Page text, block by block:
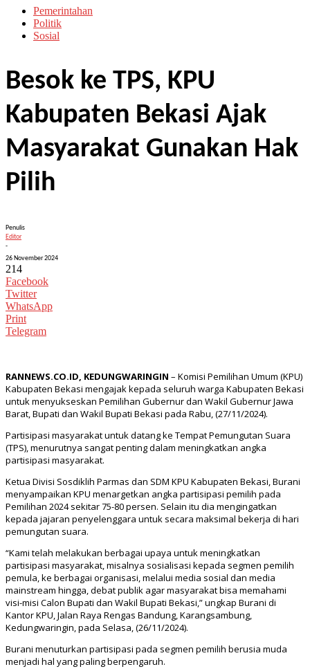
Pemerintahan
Politik
Sosial
Besok ke TPS, KPU
Kabupaten Bekasi Ajak
Masyarakat Gunakan Hak
Pilih
Penulis
Editor
-
26 November 2024
214
Facebook
Twitter
WhatsApp
Print
Telegram
RANNEWS.CO.ID, KEDUNGWARINGIN – Komisi Pemilihan Umum (KPU)
Kabupaten Bekasi mengajak kepada seluruh warga Kabupaten Bekasi
untuk menyukseskan Pemilihan Gubernur dan Wakil Gubernur Jawa
Barat, Bupati dan Wakil Bupati Bekasi pada Rabu, (27/11/2024).
Partisipasi masyarakat untuk datang ke Tempat Pemungutan Suara
(TPS), menurutnya sangat penting dalam meningkatkan angka
partisipasi masyarakat.
Ketua Divisi Sosdiklih Parmas dan SDM KPU Kabupaten Bekasi, Burani
menyampaikan KPU menargetkan angka partisipasi pemilih pada
Pemilihan 2024 sekitar 75-80 persen. Selain itu dia mengingatkan
kepada jajaran penyelenggara untuk secara maksimal bekerja di hari
pemungutan suara.
“Kami telah melakukan berbagai upaya untuk meningkatkan
partisipasi masyarakat, misalnya sosialisasi kepada segmen pemilih
pemula, ke berbagai organisasi, melalui media sosial dan media
mainstream hingga, debat publik agar masyarakat bisa memahami
visi-misi Calon Bupati dan Wakil Bupati Bekasi,” ungkap Burani di
Kantor KPU, Jalan Raya Rengas Bandung, Karangsambung,
Kedungwaringin, pada Selasa, (26/11/2024).
Burani menuturkan partisipasi pada segmen pemilih berusia muda
menjadi hal yang paling berpengaruh.